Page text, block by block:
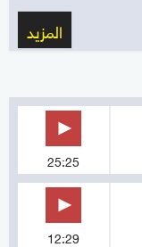
المزيد
25:25
12:29